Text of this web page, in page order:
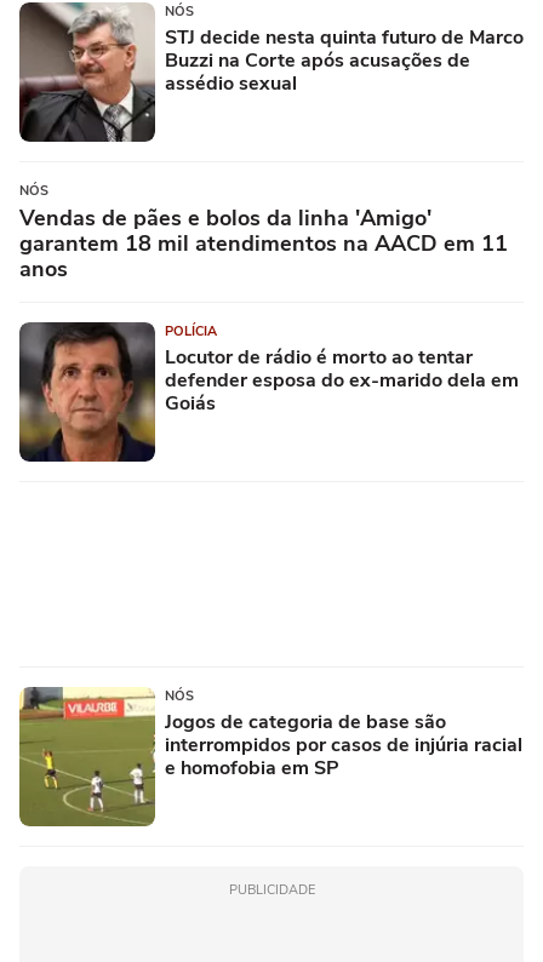
NÓS
STJ decide nesta quinta futuro de Marco
Buzzi na Corte após acusações de
assédio sexual
NÓS
Vendas de pães e bolos da linha 'Amigo'
garantem 18 mil atendimentos na AACD em 11
anos
POLÍCIA
Locutor de rádio é morto ao tentar
defender esposa do ex-marido dela em
Goiás
NÓS
Jogos de categoria de base são
interrompidos por casos de injúria racial
e homofobia em SP
PUBLICIDADE